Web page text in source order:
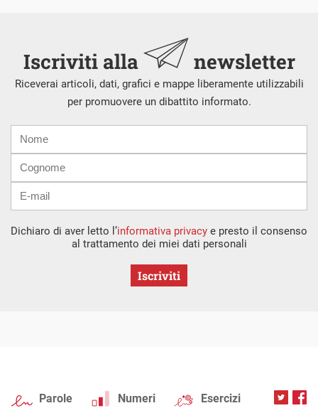
Iscriviti alla newsletter
Riceverai articoli, dati, grafici e mappe liberamente utilizzabili
per promuovere un dibattito informato.
mail
Dichiaro di aver letto l’informativa privacy e presto il consenso
al trattamento dei miei dati personali
Iscriviti
Parole Numeri Esercizi